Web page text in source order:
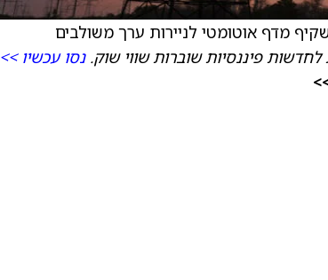
פיננסיות שוברות שווי שוק.נסו עכשיו >>